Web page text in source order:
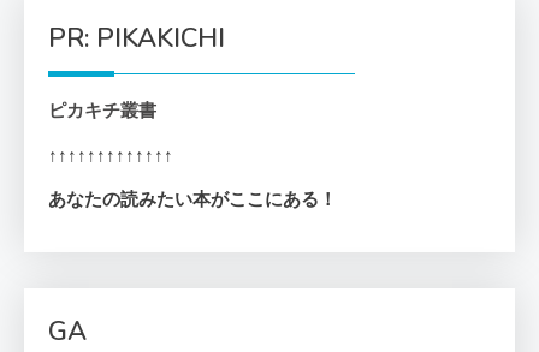
の
ペ
ー
ジ
り
PR: PIKAKICHI
ピカキチ叢書
↑↑↑↑↑↑↑↑↑↑↑↑↑
あなたの読みたい本がここにある！
GA